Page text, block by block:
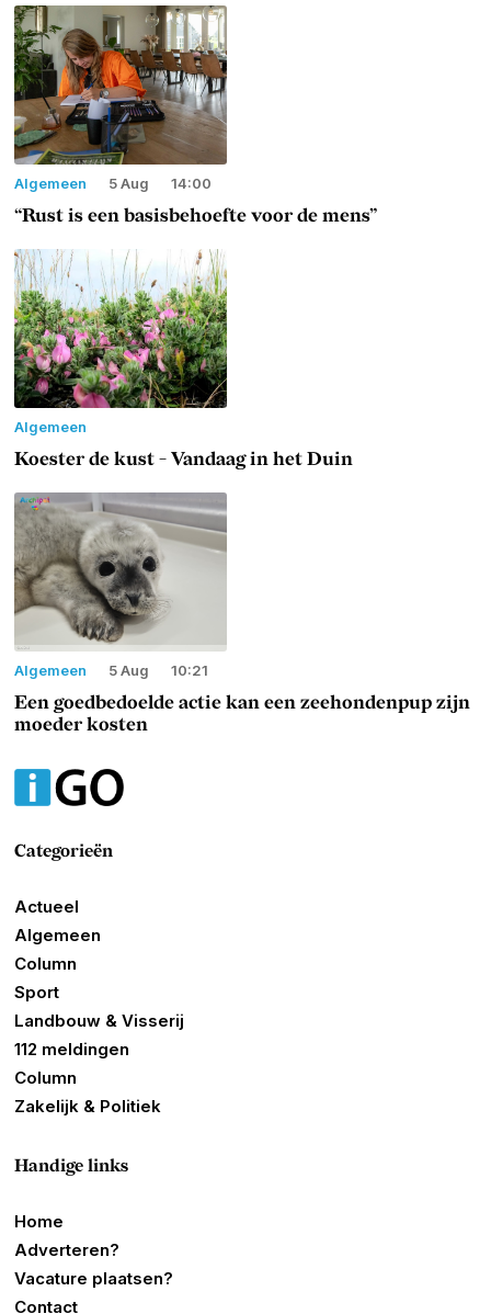
Algemeen 5 Aug 14:00
“Rust is een basisbehoefte voor de mens”
Algemeen
Koester de kust - Vandaag in het Duin
Algemeen 5 Aug 10:21
Een goedbedoelde actie kan een zeehondenpup zijn
moeder kosten
Categorieën
Actueel
Algemeen
Column
Sport
Landbouw & Visserij
112 meldingen
Column
Zakelijk & Politiek
Handige links
Home
Adverteren?
Vacature plaatsen?
Contact